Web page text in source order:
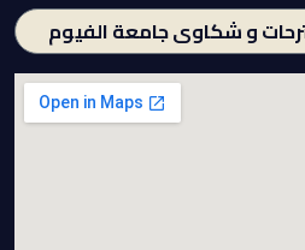
و شكاوى جامعة الفيوم